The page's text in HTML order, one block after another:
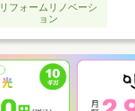
リフォームリノベーシ
ョン